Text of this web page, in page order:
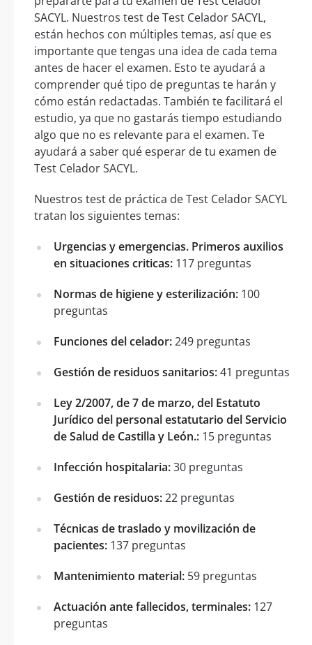
SACYL. Nuestros test de Test Celador SACYL,
están hechos con múltiples temas, así que es
importante que tengas una idea de cada tema
antes de hacer el examen. Esto te ayudará a
comprender qué tipo de preguntas te harán y
cómo están redactadas. También te facilitará el
estudio, ya que no gastarás tiempo estudiando
algo que no es relevante para el examen. Te
ayudará a saber qué esperar de tu examen de
Test Celador SACYL.
Nuestros test de práctica de Test Celador SACYL
tratan los siguientes temas:
Urgencias y emergencias. Primeros auxilios
en situaciones criticas: 117 preguntas
Normas de higiene y esterilización: 100
preguntas
Funciones del celador:249 preguntas
Gestión de residuos sanitarios:41 preguntas
Ley 2/2007, de 7 de marzo, del Estatuto
Jurídico del personal estatutario del Servicio
de Salud de Castilla y León.: 15 preguntas
Infección hospitalaria:30 preguntas
Gestión de residuos:22 preguntas
Técnicas de traslado y movilización de
pacientes: 137 preguntas
Mantenimiento material: 59 preguntas
Actuación ante fallecidos, terminales: 127
preguntas